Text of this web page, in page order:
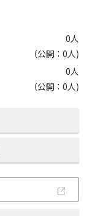
0人
（公開：0人)
0人
（公開：0人)